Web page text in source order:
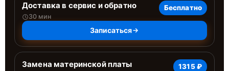
Доставка в сервис и обратно
30 мин
Бесплатно
Записаться
Замена материнской платы 1315 ₽